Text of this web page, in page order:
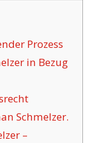
Prozess
in Bezug
Schmelzer.
–